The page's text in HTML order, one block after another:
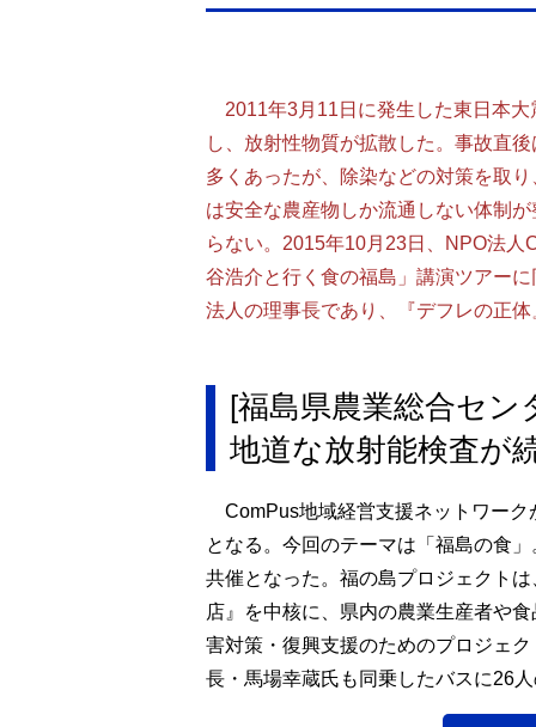
2011年3月11日に発生した東日本大
し、放射性物質が拡散した。事故直
多くあったが、除染などの対策を取
は安全な農産物しか流通しない体制
らない。2015年10月23日、NPO法
谷浩介と行く食の福島」講演ツアー
法人の理事長であり、『デフレの正
[福島県農業総合セン
地道な放射能検査が
ComPus地域経営支援ネットワーク
となる。今回のテーマは「福島の食
共催となった。福の島プロジェクト
店』を中核に、県内の農業生産者や
害対策・復興支援のためのプロジェ
長・馬場幸蔵氏も同乗したバスに26